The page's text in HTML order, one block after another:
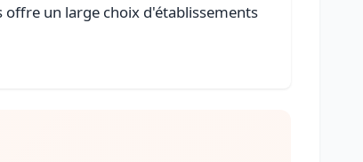
offre un large choix d'établissements